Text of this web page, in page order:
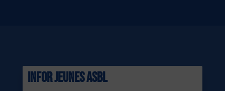
INFOR JEUNES ASBL